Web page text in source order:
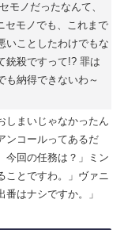
モノだったなんて、
セモノでも、これまで
いことしたわけでもな
銃殺ですって!? 罪は
も納得できないわ～
しまいじゃなかったん
ンコールってあるだ
今回の任務は？」ミン
ことですわ。」ヴァニ
はナシですか。」